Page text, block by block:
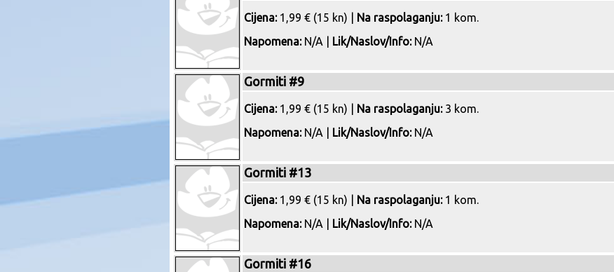
Cijena:1,99 € (15 kn) | Na raspolaganju:1 kom.
Napomena:N/A | Lik/Naslov/Info:N/A
Gormiti #9
Cijena:1,99 € (15 kn) | Na raspolaganju:3 kom.
Napomena:N/A | Lik/Naslov/Info:N/A
Gormiti #13
Cijena:1,99 € (15 kn) | Na raspolaganju:1 kom.
Napomena:N/A | Lik/Naslov/Info:N/A
Gormiti #16